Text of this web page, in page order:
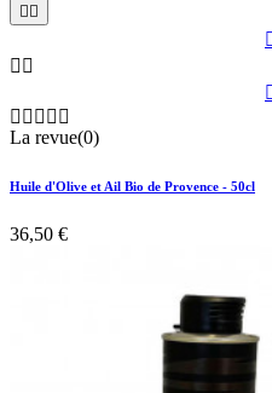

 
    
La revue(0)
Huile d'Olive et Ail Bio de Provence - 50cl
36,50 €